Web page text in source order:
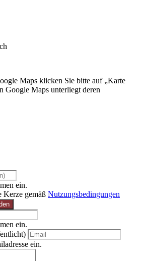
Maps klicken Sie bitte auf „Karte
Google Maps unterliegt deren
ein.
Kerze gemäß Nutzungsbedingungen
ein.
ein.